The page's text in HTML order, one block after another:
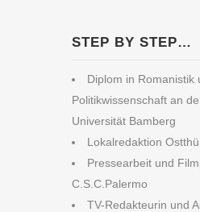
STEP BY STEP…
Diplom in Romanistik
Politikwissenschaft an
Universität Bamberg
Lokalredaktion
Pressearbeit und
C.S.C.Palermo
TV-Redakteurin und